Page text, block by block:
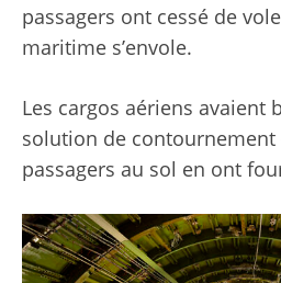
passagers ont cessé de
maritime s’envole.
Les cargos aériens avaient
solution de contournement
passagers au sol en ont